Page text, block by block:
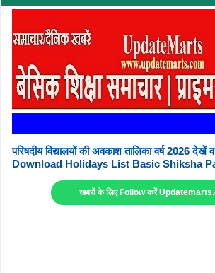
परिषदीय विद्यालयों की अवकाश तालिका वर्ष 2026
Download Holidays List Basic Shiksha
खबरों के लिए Follow करें